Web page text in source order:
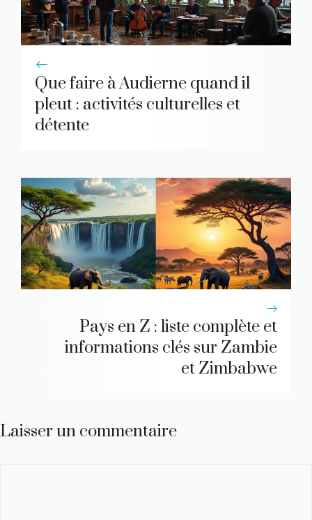
Que faire à Audierne quand il
pleut : activités culturelles et
détente
Pays en Z : liste complète et
informations clés sur Zambie
et Zimbabwe
Laisser un commentaire